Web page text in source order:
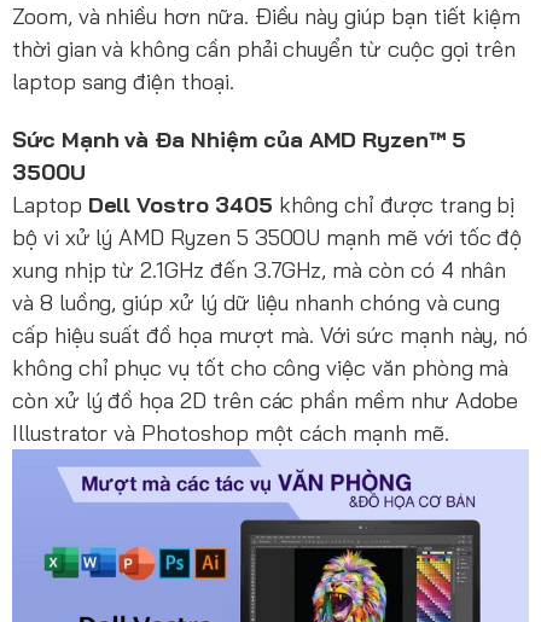
Zoom, và nhiều hơn nữa. Điều này giúp bạn tiết kiệm
thời gian và không cần phải chuyển từ cuộc gọi trên
laptop sang điện thoại.
Sức Mạnh và Đa Nhiệm của AMD Ryzen™ 5
3500U
Laptop Dell Vostro 3405 không chỉ được trang bị
bộ vi xử lý AMD Ryzen 5 3500U mạnh mẽ với tốc độ
xung nhịp từ 2.1GHz đến 3.7GHz, mà còn có 4 nhân
và 8 luồng, giúp xử lý dữ liệu nhanh chóng và cung
cấp hiệu suất đồ họa mượt mà. Với sức mạnh này, nó
không chỉ phục vụ tốt cho công việc văn phòng mà
còn xử lý đồ họa 2D trên các phần mềm như Adobe
Illustrator và Photoshop một cách mạnh mẽ.